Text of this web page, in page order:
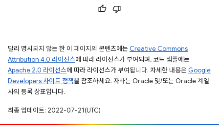
달리 명시되지 않는 한 이 페이지의 콘텐츠에는 Creative Commons
Attribution 4.0 라이선스에 따라 라이선스가 부여되며, 코드 샘플에는
Apache 2.0 라이선스에 따라 라이선스가 부여됩니다. 자세한 내용은 Google
Developers 사이트 정책을 참조하세요. 자바는 Oracle 및/또는 Oracle 계열
사의 등록 상표입니다.
최종 업데이트: 2022-07-21(UTC)